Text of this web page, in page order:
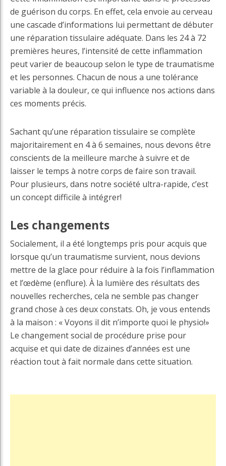
de guérison du corps. En effet, cela envoie au cerveau
une cascade d’informations lui permettant de débuter
une réparation tissulaire adéquate. Dans les 24 à 72
premières heures, l’intensité de cette inflammation
peut varier de beaucoup selon le type de traumatisme
et les personnes. Chacun de nous a une tolérance
variable à la douleur, ce qui influence nos actions dans
ces moments précis.
Sachant qu’une réparation tissulaire se complète
majoritairement en 4 à 6 semaines, nous devons être
conscients de la meilleure marche à suivre et de
laisser le temps à notre corps de faire son travail.
Pour plusieurs, dans notre société ultra-rapide, c’est
un concept difficile à intégrer!
Les changements
Socialement, il a été longtemps pris pour acquis que
lorsque qu’un traumatisme survient, nous devions
mettre de la glace pour réduire à la fois l’inflammation
et l’œdème (enflure). À la lumière des résultats des
nouvelles recherches, cela ne semble pas changer
grand chose à ces deux constats. Oh, je vous entends
à la maison : « Voyons il dit n’importe quoi le physio!»
Le changement social de procédure prise pour
acquise et qui date de dizaines d’années est une
réaction tout à fait normale dans cette situation.